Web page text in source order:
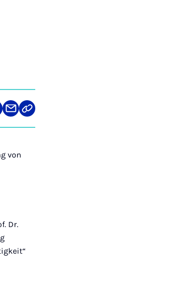
Teilen
über
Link
kopieren
von
Dr.